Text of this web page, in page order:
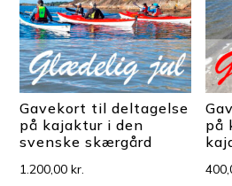
Gavekort til deltagelse
på kajaktur i den
svenske skærgård
1.200,00kr.
på